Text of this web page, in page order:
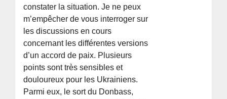
constater la situation. Je ne peux
m’empêcher de vous interroger sur
les discussions en cours
concernant les différentes versions
d’un accord de paix. Plusieurs
points sont très sensibles et
douloureux pour les Ukrainiens.
Parmi eux, le sort du Donbass,